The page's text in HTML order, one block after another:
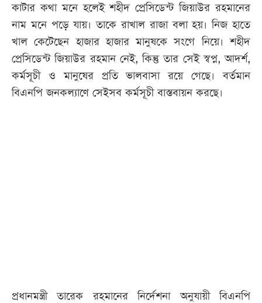
কাটার কথা মনে হলেই শহীদ প্রেসিডেন্ট জিয়াউর রহমানের
নাম মনে পড়ে যায়। তাকে রাখাল রাজা বলা হয়। নিজ হাতে
খাল কেটেছেন হাজার হাজার মানুষকে সংগে নিয়ে। শহীদ
প্রেসিডেন্ট জিয়াউর রহমান নেই, কিন্তু তার সেই স্বপ্ন, আদর্শ,
কর্মসূচী ও মানুষের প্রতি ভালবাসা রয়ে গেছে। বর্তমান
বিএনপি জনকল্যাণে সেইসব কর্মসূচী বাস্তবায়ন করছে।
প্রধানমন্ত্রী তারেক রহমানের নির্দেশনা অনুযায়ী বিএনপি